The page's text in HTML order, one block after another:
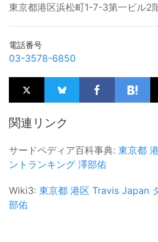
東京都港区浜松町1-7-3第一ビル2
電話番号
03-3578-6850
関連リンク
サードペディア百科事典: 東京都
ントランキング 澤部佑
Wiki3: 東京都 港区 Travis Japan
部佑